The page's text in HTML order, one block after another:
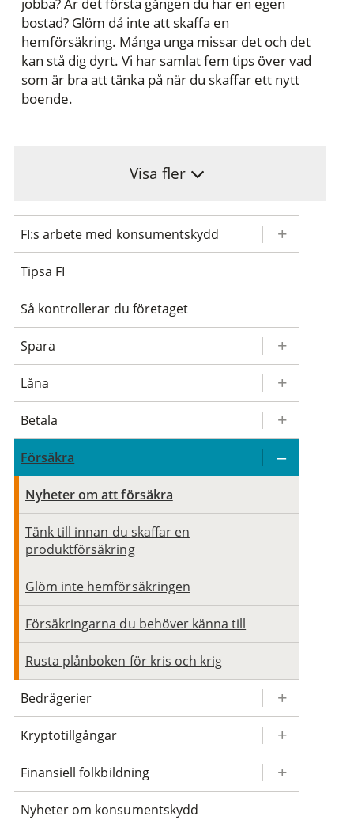
jobba? Är det första gången du har en egen
bostad? Glöm då inte att skaffa en
hemförsäkring. Många unga missar det och det
kan stå dig dyrt. Vi har samlat fem tips över vad
som är bra att tänka på när du skaffar ett nytt
boende.
Visa fler
FI:s arbete med konsumentskydd
Tipsa FI
Så kontrollerar du företaget
Spara
Låna
Betala
Försäkra
Nyheter om att försäkra
Tänk till innan du skaffar en
produktförsäkring
Glöm inte hemförsäkringen
Försäkringarna du behöver känna till
Rusta plånboken för kris och krig
Bedrägerier
Kryptotillgångar
Finansiell folkbildning
Nyheter om konsumentskydd